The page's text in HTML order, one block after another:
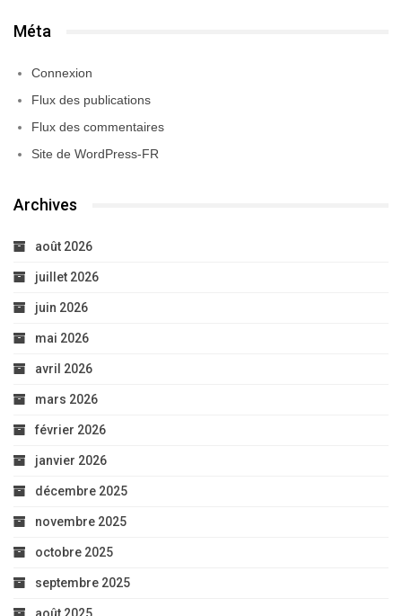
Méta
Connexion
Flux des publications
Flux des commentaires
Site de WordPress-FR
Archives
août 2026
juillet 2026
juin 2026
mai 2026
avril 2026
mars 2026
février 2026
janvier 2026
décembre 2025
novembre 2025
octobre 2025
septembre 2025